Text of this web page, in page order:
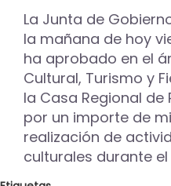
restauración
paisajística
del
Cerro
del
Otero
La Junta de
la mañana de hoy
ha aprobado en el
Cultural, Turismo y
la Casa Regional de
por un importe de
realización de
culturales durante